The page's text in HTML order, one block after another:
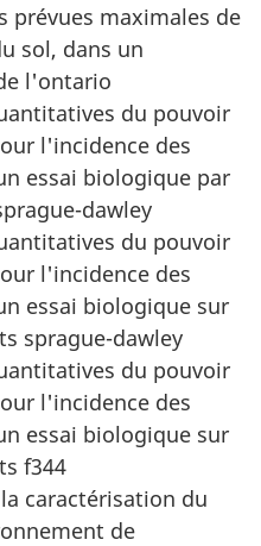
prévues maximales de
sol, dans un
l'ontario
du pouvoir
l'incidence des
essai biologique par
dawley
du pouvoir
l'incidence des
essai biologique sur
sprague-dawley
du pouvoir
l'incidence des
essai biologique sur
f344
caractérisation du
de